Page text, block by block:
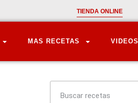
TIENDA ONLINE
MAS RECETAS VIDEOS